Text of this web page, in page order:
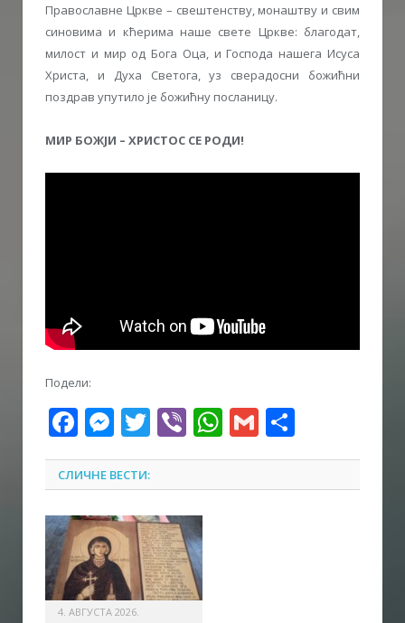
Православне Цркве – свештенству, монаштву и свим
синовима и кћерима наше свете Цркве: благодат,
милост и мир од Бога Оца, и Господа нашега Исуса
Христа, и Духа Светога, уз сверадосни божићни
поздрав упутило је божићну посланицу.
МИР БОЖЈИ – ХРИСТОС СЕ РОДИ!
Подели:
Facebook
Messenger
Twitter
ViberWhatsApp
Gmail
СЛИЧНЕ ВЕСТИ:
4. АВГУСТА 2026.